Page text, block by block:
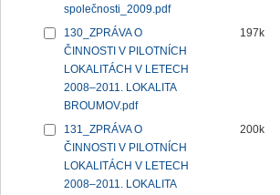
společnosti_2009.pdf
130_ZPRÁVA O
ČINNOSTI V PILOTNÍCH
LOKALITÁCH V LETECH
2008–2011. LOKALITA
BROUMOV.pdf
197k
131_ZPRÁVA O
ČINNOSTI V PILOTNÍCH
LOKALITÁCH V LETECH
2008–2011. LOKALITA
200k